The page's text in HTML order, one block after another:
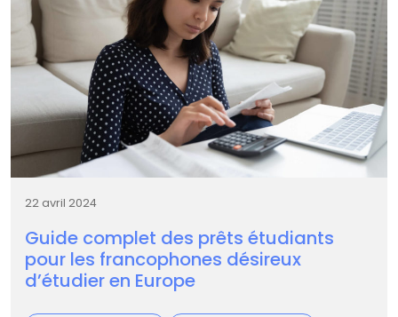
22 avril 2024
Guide complet des prêts étudiants
pour les francophones désireux
d’étudier en Europe